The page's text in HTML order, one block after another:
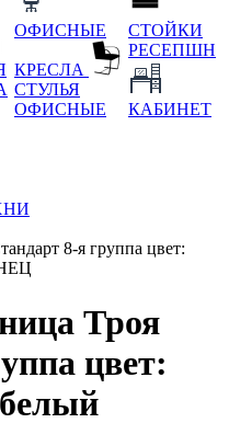
ОФИСНЫЕ
КРЕСЛА
СТУЛЬЯ
ОФИСНЫЕ
СТОЙКИ
РЕСЕПШН
КАБИНЕТ
8-я группа цвет:
Троя
цвет: